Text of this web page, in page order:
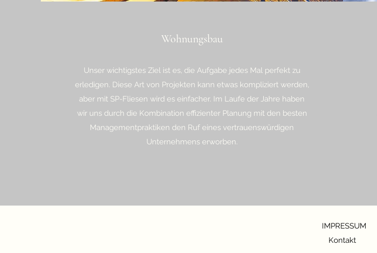
Wohnungsbau
Unser wichtigstes Ziel ist es, die Aufgabe jedes Mal perfekt zu
erledigen. Diese Art von Projekten kann etwas kompliziert werden,
aber mit SP-Fliesen wird es einfacher. Im Laufe der Jahre haben
wir uns durch die Kombination effizienter Planung mit den besten
Managementpraktiken den Ruf eines vertrauenswürdigen
Unternehmens erworben.
IMPRESSUM
Kontakt